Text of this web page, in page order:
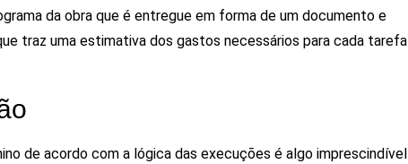
da obra que é entregue em forma de um documento e
traz uma estimativa dos gastos necessários para cada tarefa
de acordo com a lógica das execuções é algo imprescindível